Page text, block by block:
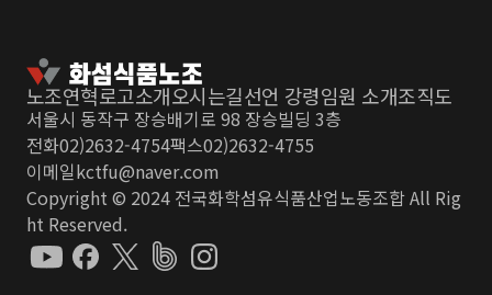
노조연혁로고소개오시는길선언 강령임원 소개조직도
서울시 동작구 장승배기로 98 장승빌딩 3층
전화02)2632-4754팩스02)2632-4755
이메일kctfu@naver.com
Copyright © 2024 전국화학섬유식품산업노동조합 All Rig
ht Reserved.